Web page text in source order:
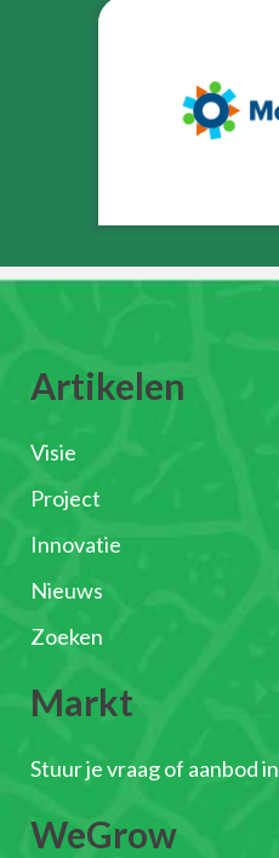
Artikelen
Visie
Project
Innovatie
Nieuws
Zoeken
Markt
Stuur je vraag of aanbod in
WeGrow